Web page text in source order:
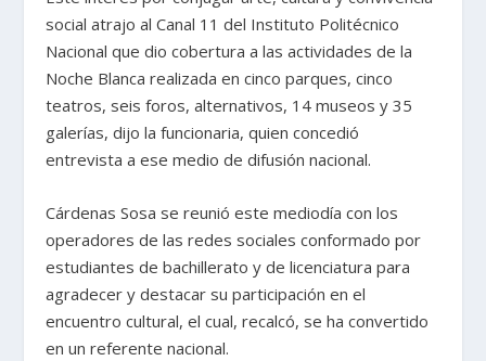
social atrajo al Canal 11 del Instituto Politécnico
Nacional que dio cobertura a las actividades de la
Noche Blanca realizada en cinco parques, cinco
teatros, seis foros, alternativos, 14 museos y 35
galerías, dijo la funcionaria, quien concedió
entrevista a ese medio de difusión nacional.
Cárdenas Sosa se reunió este mediodía con los
operadores de las redes sociales conformado por
estudiantes de bachillerato y de licenciatura para
agradecer y destacar su participación en el
encuentro cultural, el cual, recalcó, se ha convertido
en un referente nacional.